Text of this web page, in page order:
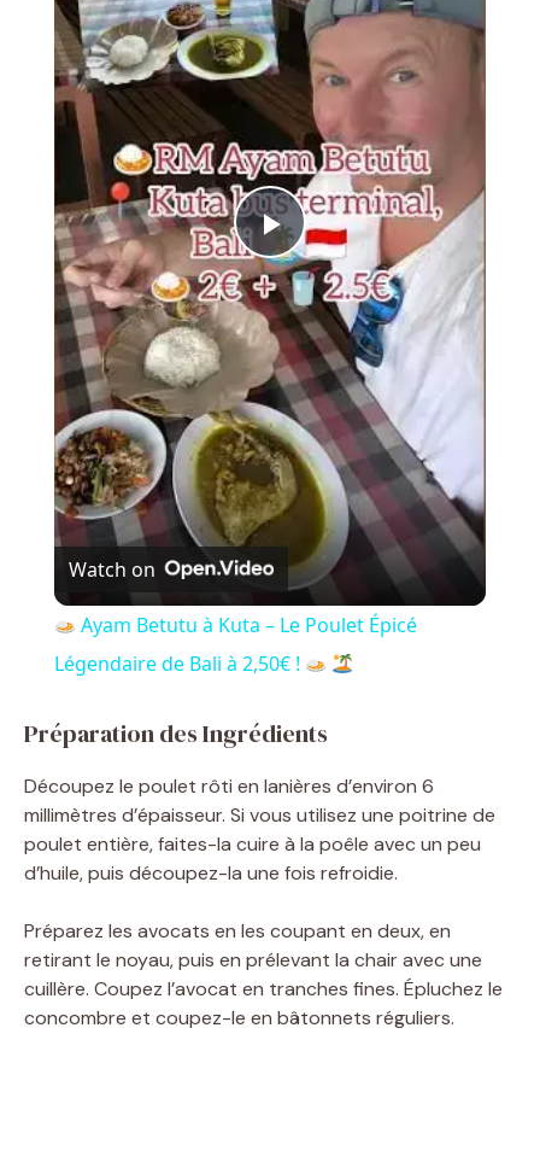
P
l
a
y
V
i
o
Watch on
Ayam Betutu à Kuta – Le Poulet Épicé
Légendaire de Bali à 2,50€ !
Préparation des Ingrédients
Découpez le poulet rôti en lanières d’environ 6
millimètres d’épaisseur. Si vous utilisez une poitrine de
poulet entière, faites-la cuire à la poêle avec un peu
d’huile, puis découpez-la une fois refroidie.
Préparez les avocats en les coupant en deux, en
retirant le noyau, puis en prélevant la chair avec une
cuillère. Coupez l’avocat en tranches fines. Épluchez le
concombre et coupez-le en bâtonnets réguliers.